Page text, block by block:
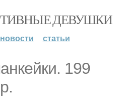
ДЕВУШКИ
новости статьи
199